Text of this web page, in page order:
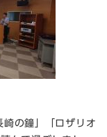
崎の鐘」「ロザリオ